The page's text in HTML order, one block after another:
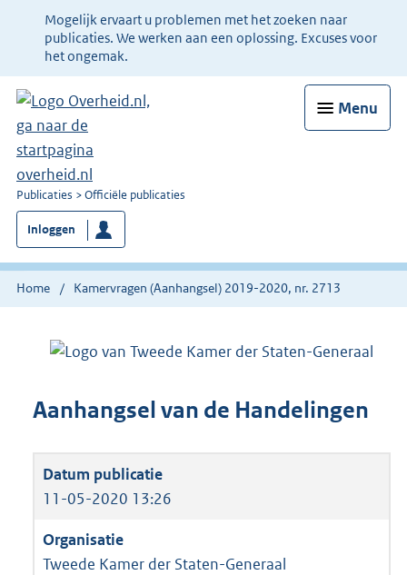
Ter
informatie:
Mogelijk ervaart u problemen met het zoeken naar
publicaties. We werken aan een oplossing. Excuses voor
het ongemak.
Menu
U
bent
nu
hier:
Publicaties Officiële publicaties
Inloggen
Home Kamervragen (Aanhangsel) 2019-2020, nr. 2713
Aanhangsel van de Handelingen
11-05-2020 13:26
Tweede Kamer der Staten-Generaal